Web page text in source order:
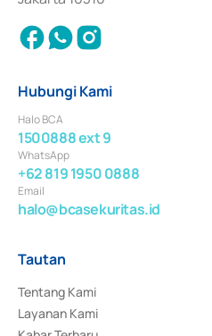
Hubungi Kami
Halo BCA
1500888 ext 9
WhatsApp
+62 819 1950 0888
Email
halo@bcasekuritas.id
Tautan
Tentang Kami
Layanan Kami